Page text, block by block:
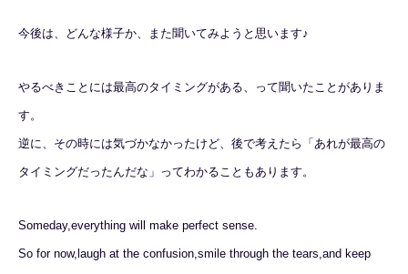
今後は、どんな様子か、また聞いてみようと思います♪
やるべきことには最高のタイミングがある、って聞いたことがありま
す。
逆に、その時には気づかなかったけど、後で考えたら「あれが最高の
タイミングだったんだな」ってわかることもあります。
Someday,everything will make perfect sense.
So for now,laugh at the confusion,smile through the tears,and keep